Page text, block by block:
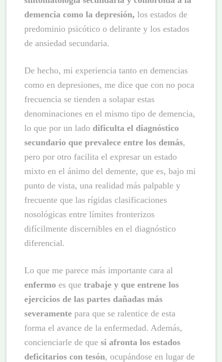
demencia como la depresión, los estados de
predominio psicótico o delirante y los estados
de ansiedad secundaria.
De hecho, mi experiencia tanto en demencias
como en depresiones, me dice que con no poca
frecuencia se tienden a solapar estas
denominaciones en el mismo tipo de demencia,
lo que por un lado dificulta el diagnóstico
secundario que prevalece entre los demás,
pero por otro facilita el expresar un estado
mixto en el ánimo del demente, que es, bajo mi
punto de vista, una realidad más palpable y
frecuente que las rígidas clasificaciones
nosológicas entre límites fronterizos
difícilmente discernibles en el diagnóstico
diferencial.
Lo que me parece más importante cara al
enfermo es que trabaje y que entrene los
ejercicios de las partes dañadas más
severamente para que se ralentice de esta
forma el avance de la enfermedad. Además,
concienciarle de quesi afronta los estados
deficitarios con tesón, ocupándose en lugar de